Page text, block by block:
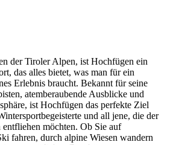
der Tiroler Alpen, ist Hochfügen ein
das alles bietet, was man für ein
Erlebnis braucht. Bekannt für seine
atemberaubende Ausblicke und
ist Hochfügen das perfekte Ziel
und all jene, die der
möchten. Ob Sie auf
fahren, durch alpine Wiesen wandern